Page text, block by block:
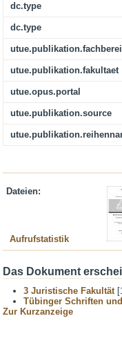
dc.type
dc.type
utue.publikation.fakultaet
utue.opus.portal
utue.publikation.source
Dateien:
Aufrufstatistik
Das Dokument
3 Juristische Fakultät
Tübinger Schriften
Zur Kurzanzeige